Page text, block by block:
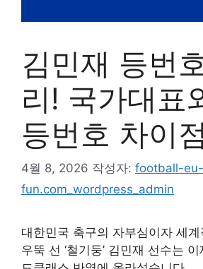
김민재 등번
리! 국가대표
등번호 차이
4월 8, 2026 작성자: football-eu-
fun.com_wordpress_admin
대한민국 축구의 자부심이자 세
우뚝 선 ‘철기둥’ 김민재 선수는